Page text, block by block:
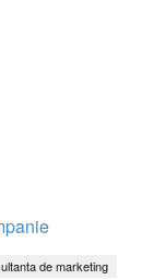
de marketing